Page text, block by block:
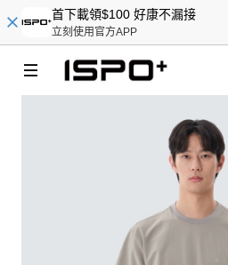
首下載領$100 好康不漏接
立刻使用官方APP